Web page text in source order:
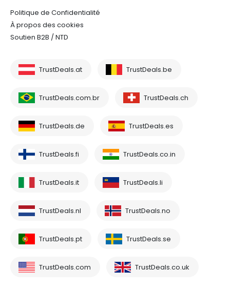
Politique de Confidentialité
À propos des cookies
Soutien B2B / NTD
TrustDeals.at TrustDeals.be
TrustDeals.com.br TrustDeals.ch
TrustDeals.de TrustDeals.es
TrustDeals.fi TrustDeals.co.in
TrustDeals.it TrustDeals.li
TrustDeals.nl TrustDeals.no
TrustDeals.pt TrustDeals.se
TrustDeals.com TrustDeals.co.uk